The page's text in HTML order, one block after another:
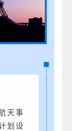
天事
划设